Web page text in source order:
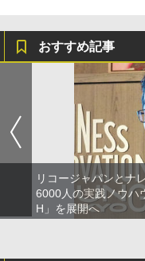
おすすめ記事
リコージャパンとナ
6000人の実践ノウハ
H」を展開へ